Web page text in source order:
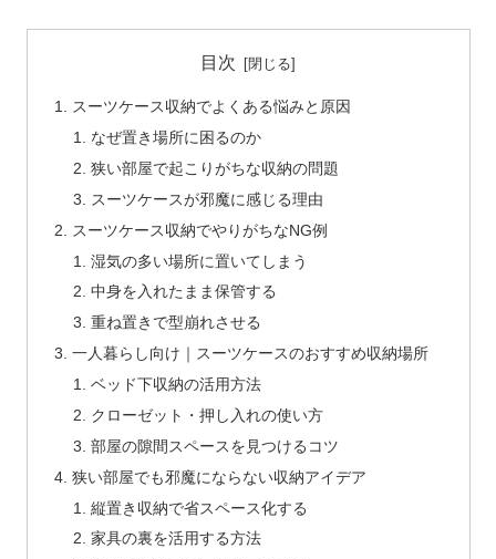
目次
スーツケース収納でよくある悩みと原因
なぜ置き場所に困るのか
狭い部屋で起こりがちな収納の問題
スーツケースが邪魔に感じる理由
スーツケース収納でやりがちなNG例
湿気の多い場所に置いてしまう
中身を入れたまま保管する
重ね置きで型崩れさせる
一人暮らし向け｜スーツケースのおすすめ収納場所
ベッド下収納の活用方法
クローゼット・押し入れの使い方
部屋の隙間スペースを見つけるコツ
狭い部屋でも邪魔にならない収納アイデア
縦置き収納で省スペース化する
家具の裏を活用する方法